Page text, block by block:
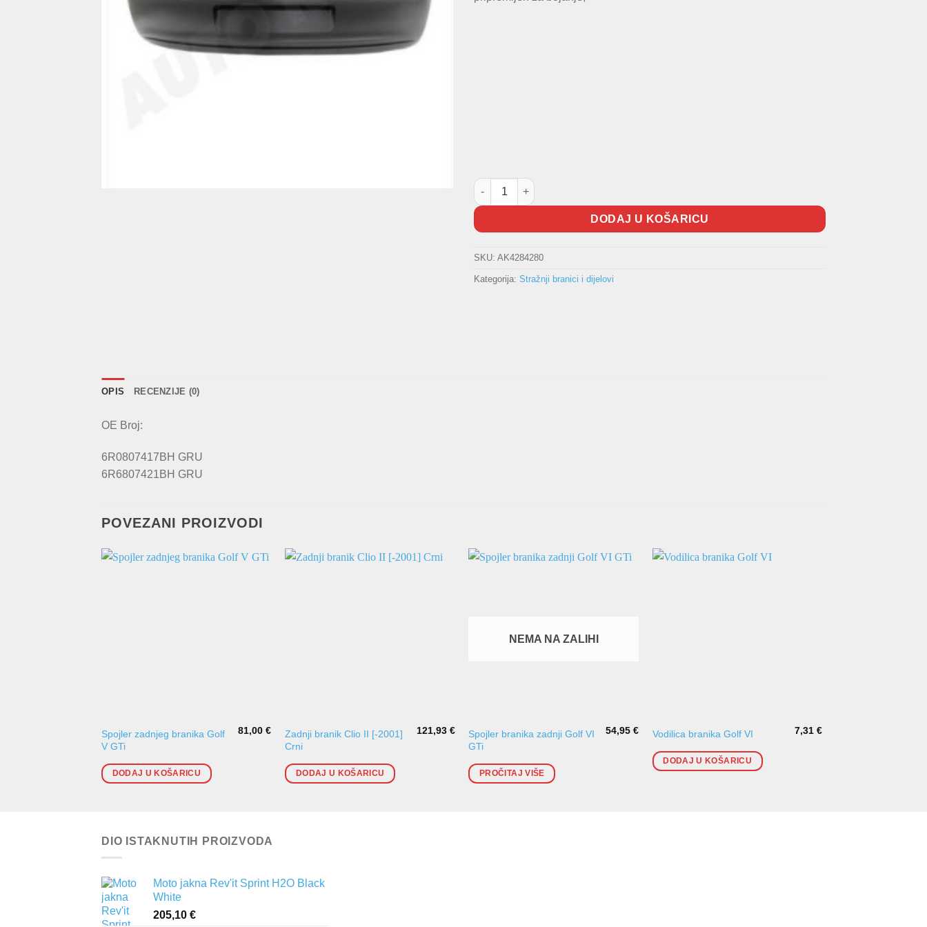
Branik zadnji Polo -2014 količina
DODAJ U KOŠARICU
SKU: AK4284280
Kategorija: Stražnji branici i dijelovi
OPIS RECENZIJE (0)
OE Broj:
6R0807417BH GRU
6R6807421BH GRU
POVEZANI PROIZVODI
Spojler zadnjeg branika Golf
V GTi
81,00€
DODAJ U KOŠARICU
Zadnji branik Clio II [-2001]
Crni
121,93 €
DODAJ U KOŠARICU
NEMA NA ZALIHI
Spojler branika zadnji Golf VI
GTi
54,95 €
PROČITAJ VIŠE
Vodilica branika Golf VI 7,31€
DODAJ U KOŠARICU
DIO ISTAKNUTIH PROIZVODA
Moto jakna Rev'it Sprint H2O Black
White
205,10 €